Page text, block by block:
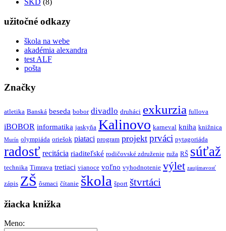
ŠKD (8)
užitočné odkazy
škola na webe
akadémia alexandra
test ALF
pošta
Značky
atletika Banská beseda bobor divadlo druháci exkurzia fullova
iBOBOR informatika jaskyňa Kalinovo karneval kniha knižnica
Murín olympiáda oriešok piataci program projekt prváci pytagoriáda
radosť recitácia riaditeľské rodičovské združenie ruža RŠ súťaž
technika Timrava tretiaci vianoce voľno vyhodnotenie výlet zaujímavosť
zápis ZŠ ôsmaci čítanie škola šport štvrtáci
žiacka knižka
Meno: